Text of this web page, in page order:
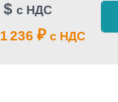
$ с НДС
1 236 ₽ с НДС